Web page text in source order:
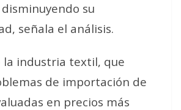
su
, señala el análisis.
la industria textil, que
de importación de
en precios más